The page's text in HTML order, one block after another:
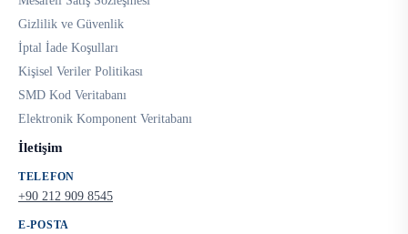
Gizlilik ve Güvenlik
İptal İade Koşulları
Kişisel Veriler Politikası
SMD Kod Veritabanı
Elektronik Komponent Veritabanı
İletişim
TELEFON
+90 212 909 8545
E-POSTA